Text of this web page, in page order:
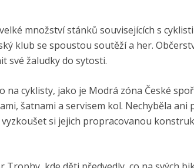
množství stánků souvisejících s
klub se spoustou soutěží a her.
své žaludky do sytosti.
cyklisty, jako je Modrá zóna České
šatnami a servisem kol. Nechyběla ani
si jejich propracovanou